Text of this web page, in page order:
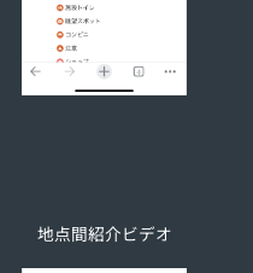
地点間紹介ビデオ